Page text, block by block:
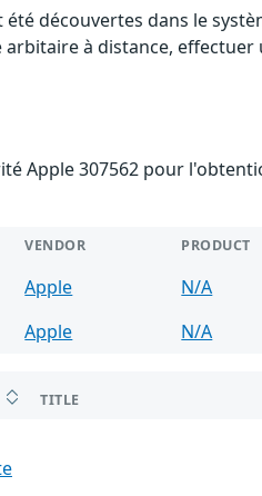
découvertes dans le
à distance,
Apple 307562 pour
VENDOR PRODUCT
Apple N/A
Apple
N/A
TITLE